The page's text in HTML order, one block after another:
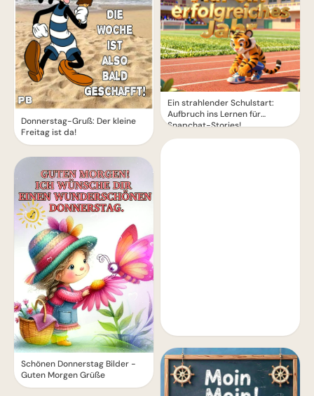
Donnerstag-Gruß: Der kleine
Freitag ist da!
Schönen Donnerstag Bilder -
Guten Morgen Grüße
Ein strahlender Schulstart:
Aufbruch ins Lernen für
Snapchat-Stories!